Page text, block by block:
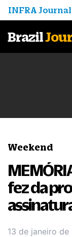
INFRA Journal
Brazil
Weekend
fez da
13 de janeiro de